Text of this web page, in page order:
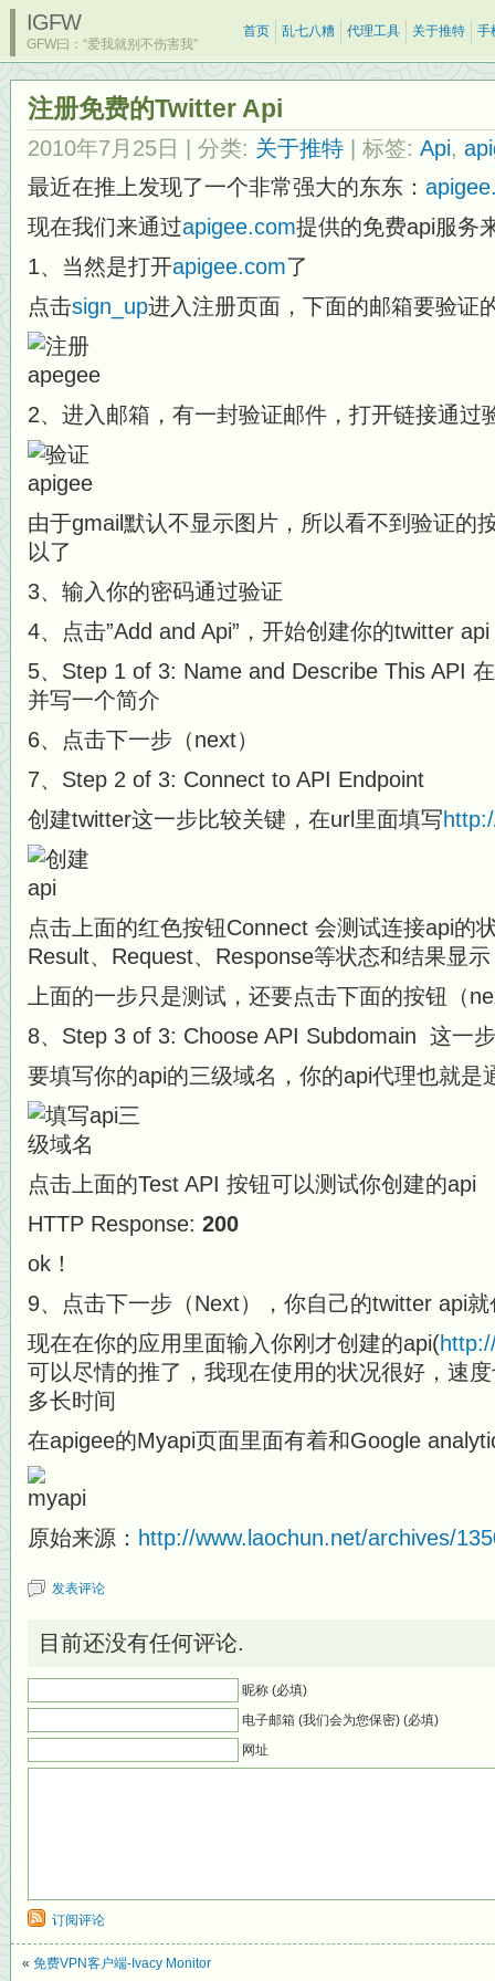
IGFW
GFW曰：“爱我就别不伤害我”
首页 乱七八糟 代理工具 关于推特 手
注册免费的Twitter Api
2010年7月25日 | 分类: 关于推特 | 标签: Api,
最近在推上发现了一个非常强大的东东：
现在我们来通过apigee.com提供的免费api服务
1、当然是打开apigee.com了
点击sign_up进入注册页面，下面的邮箱要验证
2、进入邮箱，有一封验证邮件，打开链接通过
由于gmail默认不显示图片，所以看不到验证的
以了
3、输入你的密码通过验证
4、点击”Add and Api”，开始创建你的twitter api
5、Step 1 of 3: Name and Describe This API
并写一个简介
6、点击下一步（next）
7、Step 2 of 3: Connect to API Endpoint
创建twitter这一步比较关键，在url里面填写
点击上面的红色按钮Connect 会测试连接api的
Result、Request、Response等状态和结果显示
上面的一步只是测试，还要点击下面的按钮（
8、Step 3 of 3: Choose API Subdomain 这一
要填写你的api的三级域名，你的api代理也就是
点击上面的Test API 按钮可以测试你创建的api
HTTP Response: 200
ok！
9、点击下一步（Next），你自己的twitter api
现在在你的应用里面输入你刚才创建的api(
可以尽情的推了，我现在使用的状况很好，速
多长时间
在apigee的Myapi页面里面有着和Google
原始来源： http://www.laochun.net/archives/
发表评论
目前还没有任何评论.
昵称 (必填)
电子邮箱 (我们会为您保密) (必填)
网址
订阅评论
« 免费VPN客户端-Ivacy Monitor